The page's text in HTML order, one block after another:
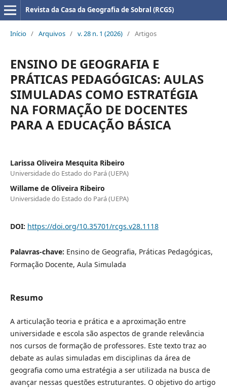
Revista da Casa da Geografia de Sobral (RCGS)
Início / Arquivos / v. 28 n. 1 (2026) / Artigos
ENSINO DE GEOGRAFIA E
PRÁTICAS PEDAGÓGICAS: AULAS
SIMULADAS COMO ESTRATÉGIA
NA FORMAÇÃO DE DOCENTES
PARA A EDUCAÇÃO BÁSICA
Larissa Oliveira Mesquita Ribeiro
Universidade do Estado do Pará (UEPA)
Willame de Oliveira Ribeiro
Universidade do Estado do Pará (UEPA)
DOI: https://doi.org/10.35701/rcgs.v28.1118
Palavras-chave: Ensino de Geografia, Práticas Pedagógicas,
Formação Docente, Aula Simulada
Resumo
A articulação teoria e prática e a aproximação entre
universidade e escola são aspectos de grande relevância
nos cursos de formação de professores. Este texto traz ao
debate as aulas simuladas em disciplinas da área de
geografia como uma estratégia a ser utilizada na busca de
avançar nessas questões estruturantes. O objetivo do artigo